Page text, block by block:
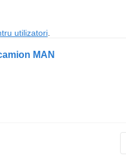
utilizatori.
MAN